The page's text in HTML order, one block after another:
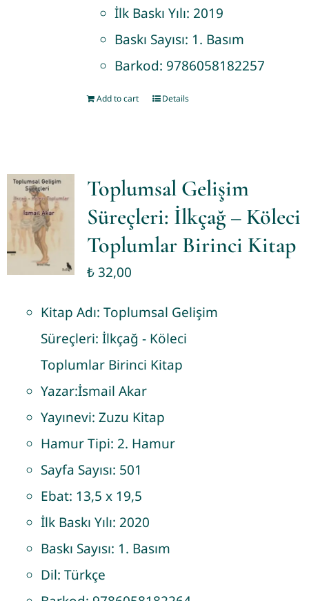
İlk Baskı Yılı: 2019
Baskı Sayısı: 1. Basım
Barkod: 9786058182257
Add to cart Details
Toplumsal Gelişim
Süreçleri: İlkçağ – Köleci
Toplumlar Birinci Kitap
₺32,00
Kitap Adı: Toplumsal Gelişim
Süreçleri: İlkçağ - Köleci
Toplumlar Birinci Kitap
Yazar:İsmail Akar
Yayınevi: Zuzu Kitap
Hamur Tipi: 2. Hamur
Sayfa Sayısı: 501
Ebat: 13,5 x 19,5
İlk Baskı Yılı: 2020
Baskı Sayısı: 1. Basım
Dil: Türkçe